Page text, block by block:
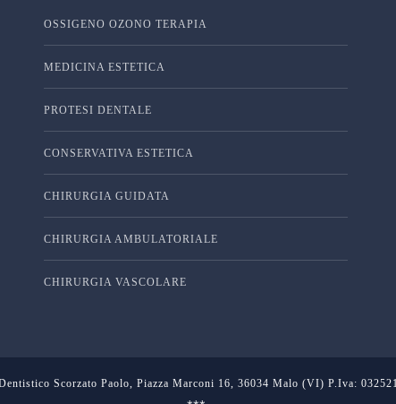
OSSIGENO OZONO TERAPIA
MEDICINA ESTETICA
PROTESI DENTALE
CONSERVATIVA ESTETICA
CHIRURGIA GUIDATA
CHIRURGIA AMBULATORIALE
CHIRURGIA VASCOLARE
Scorzato Paolo, Piazza Marconi 16, 36034 Malo (VI) P.Iva: